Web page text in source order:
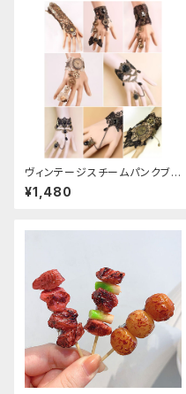
ヴィンテージスチームパンクブレ
スレット
¥1,480